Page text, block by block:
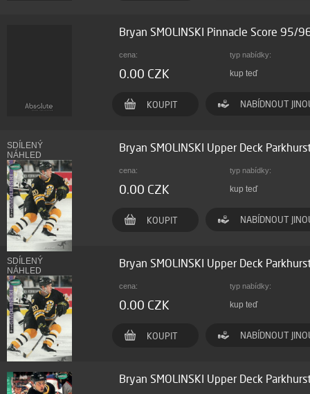
Bryan SMOLINSKI Pinnacle Score 95/
cena: typ nabídky:
0.00 CZK kup teď
KOUPIT NABÍDNOUT
SDÍLENÝ
NÁHLED
Bryan SMOLINSKI Upper Deck
cena: typ nabídky:
0.00 CZK kup teď
KOUPIT NABÍDNOUT
SDÍLENÝ
NÁHLED
Bryan SMOLINSKI Upper Deck
cena: typ nabídky:
0.00 CZK kup teď
KOUPIT NABÍDNOUT
Bryan SMOLINSKI Upper Deck